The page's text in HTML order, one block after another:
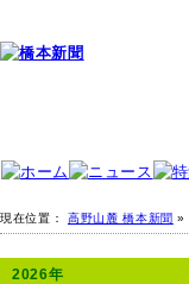
現在位置： 高野山麓 橋本新聞 »
2026年